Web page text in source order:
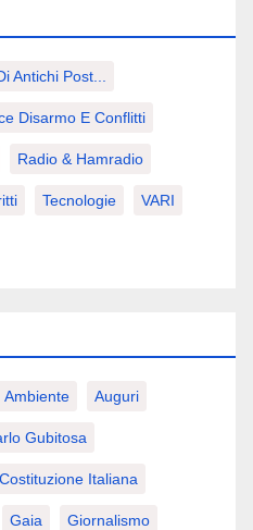
Antichi Post...
Disarmo E Conflitti
Radio & Hamradio
Tecnologie VARI
Ambiente Auguri
Gubitosa
Costituzione Italiana
Gaia Giornalismo